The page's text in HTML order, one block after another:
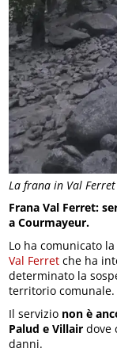
La frana in Val Ferret
Frana Val Ferret:
a Courmayeur.
Lo ha comunicato la
Val Ferret che ha
determinato la
territorio comunale.
Il servizio non è
Palud e Villair dove
danni.